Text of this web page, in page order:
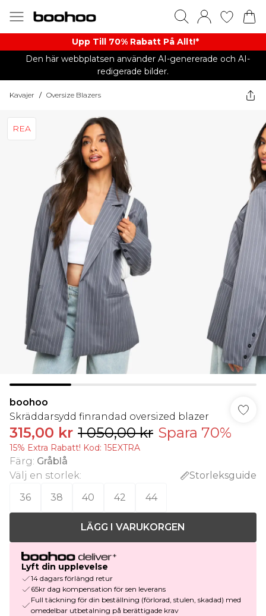
Upp Till 70% Rabatt På Allt!*
Den här webbplatsen använder AI-genererade och AI-
redigerade bilder.
Kavajer / Oversize Blazers
REA
boohoo
Skräddarsydd finrandad oversized blazer
315,00 kr 1 050,00 kr Spara 70%
15% Extra Rabatt! Kod: 15EXTRA
Färg: Gråblå
Välj en storlek:
Storleksguide
36
38 40 42 44
LÄGG I VARUKORGEN
Lyft din upplevelse
14 dagars förlängd retur
65kr dag kompensation för sen leverans
Full täckning för din beställning (förlorad, stulen, skadad) med
omedelbar utbetalning på berättigade krav